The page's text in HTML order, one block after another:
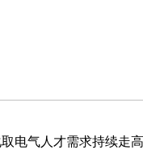
气人才需求持续走